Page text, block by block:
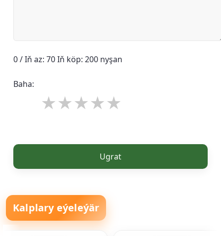
0 / Iň az: 70 Iň köp: 200 nyşan
Baha:
Ugrat
Kalplary eýeleýär